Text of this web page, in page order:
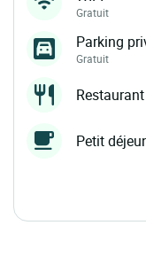
Gratuit
Parking
Gratuit
Restaurant
Petit